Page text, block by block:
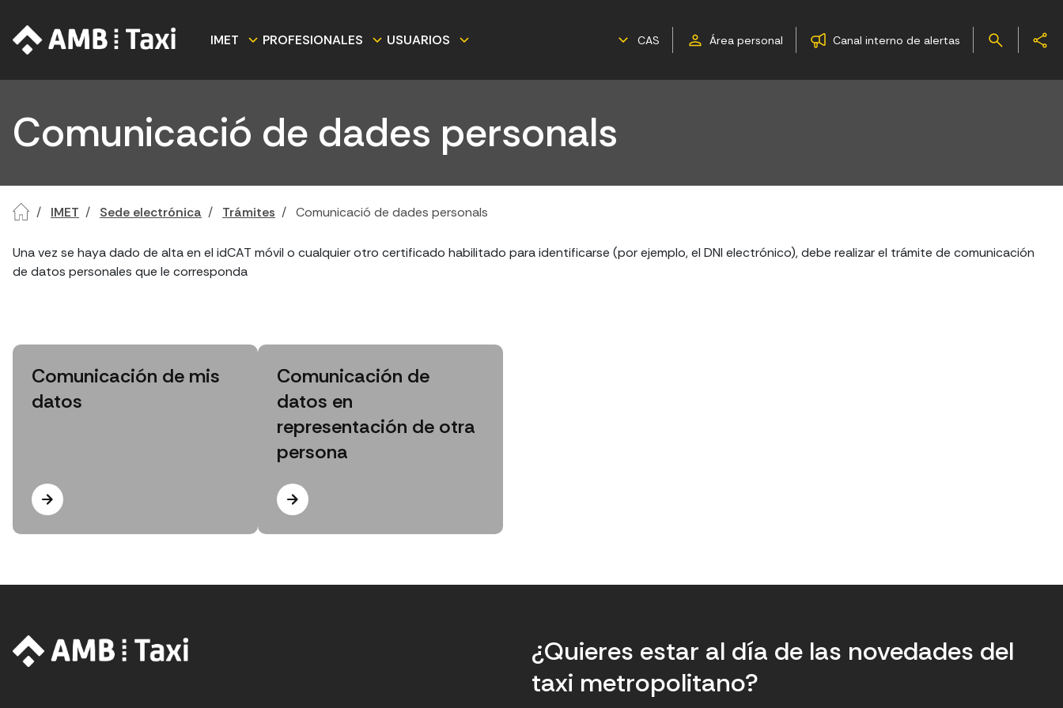
IMET PROFESIONALES USUARIOS CAS Área personal Canal interno de alertas
Comunicació de dades personals
IMET Sede electrónica Trámites Comunicació de dades personals
Una vez se haya dado de alta en el idCAT móvil o cualquier otro certificado habilitado para identificarse (por ejemplo, el DNI electrónico), debe realizar el trámite de comunicación
de datos personales que le corresponda
Comunicación de mis
datos
Comunicación de
datos en
representación de otra
persona
¿Quieres estar al día de las novedades del
taxi metropolitano?